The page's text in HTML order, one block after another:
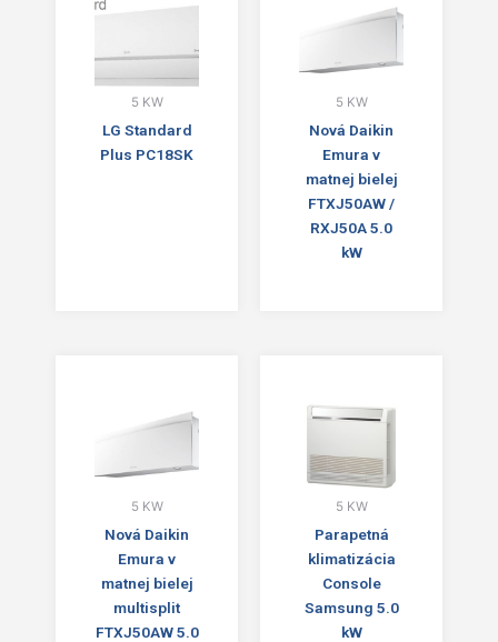
5 KW
LG Standard
Plus PC18SK
5 KW
Nová Daikin
Emura v
matnej bielej
FTXJ50AW /
RXJ50A 5.0
kW
5 KW
Nová Daikin
Emura v
matnej bielej
multisplit
FTXJ50AW 5.0
5 KW
Parapetná
klimatizácia
Console
Samsung 5.0
kW